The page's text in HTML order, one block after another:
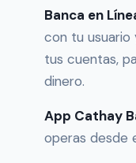
Banca en
con tu usuario
tus cuentas,
dinero.
App Cathay
operas desde